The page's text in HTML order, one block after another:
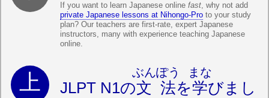
If you want to learn Japanese online fast, why not add
private Japanese lessons at Nihongo-Pro to your study
plan? Our teachers are first-rate, expert Japanese
instructors, many with experience teaching Japanese
online.
JLPT N1の文法
ぶんぽう
を学
まな
びまし